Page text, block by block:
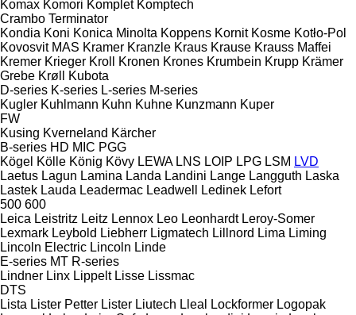
Komax Komori Komplet Komptech
Crambo Terminator
Kondia Koni Konica Minolta Koppens Kornit Kosme Kotło-Pol
Kovosvit MAS Kramer Kranzle Kraus Krause Krauss Maffei
Kremer Krieger Kroll Kronen Krones Krumbein Krupp Krämer
Grebe Krøll
Kubota
D-series K-series L-series M-series
Kugler Kuhlmann Kuhn Kuhne Kunzmann Kuper
FW
Kusing Kverneland Kärcher
B-series HD MIC PGG
Kögel Kölle König Kövy LEWA LNS LOIP LPG LSM LVD
Laetus Lagun Lamina Landa Landini Lange Langguth Laska
Lastek Lauda Leadermac Leadwell Ledinek Lefort
500 600
Leica Leistritz Leitz Lennox Leo Leonhardt Leroy-Somer
Lexmark Leybold Liebherr Ligmatech Lillnord Lima Liming
Lincoln Electric Lincoln Linde
E-series MT R-series
Lindner Linx Lippelt Lisse Lissmac
DTS
Lista Lister Petter Lister Liutech Lleal Lockformer Logopak